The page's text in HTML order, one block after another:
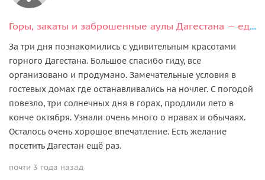
Горы, закаты и заброшенные аулы Дагестана — едем в горы на выходные
За три дня познакомились с удивительным красотами
горного Дагестана. Большое спасибо гиду, все
организовано и продумано. Замечательные условия в
гостевых домах где останавливались на ночлег. С погодой
повезло, три солнечных дня в горах, продлили лето в
конче октября. Узнали очень много о нравах и обычаях.
Осталось очень хорошое впечатление. Есть желание
посетить Дагестан ещё раз.
почти 3 года назад